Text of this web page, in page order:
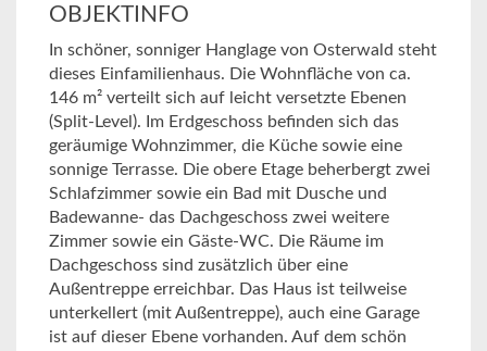
OBJEKTINFO
In schöner, sonniger Hanglage von Osterwald steht
dieses Einfamilienhaus. Die Wohnfläche von ca.
146 m² verteilt sich auf leicht versetzte Ebenen
(Split-Level). Im Erdgeschoss befinden sich das
geräumige Wohnzimmer, die Küche sowie eine
sonnige Terrasse. Die obere Etage beherbergt zwei
Schlafzimmer sowie ein Bad mit Dusche und
Badewanne- das Dachgeschoss zwei weitere
Zimmer sowie ein Gäste-WC. Die Räume im
Dachgeschoss sind zusätzlich über eine
Außentreppe erreichbar. Das Haus ist teilweise
unterkellert (mit Außentreppe), auch eine Garage
ist auf dieser Ebene vorhanden. Auf dem schön